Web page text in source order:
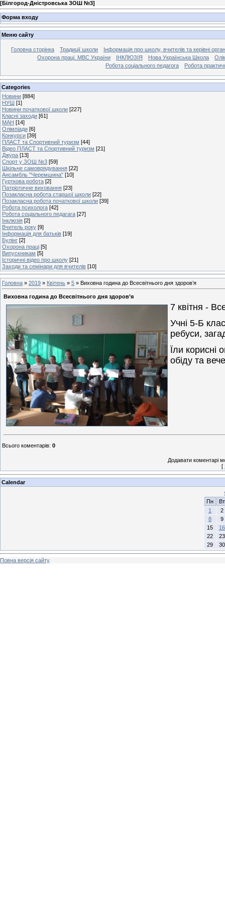
[Білгород-Дністровська ЗОШ №3]
Форма входу
Меню сайту
Головна сторінка Традиції школи
Інформація про школу, вчителів та керівні
Охорона праці. МВС України
ІНКЛЮЗІЯ Нова Українська Школа
Робота соціального педагога
Робота
Categories
Новини [884]
НУШ [1]
Новини початкової школи [227]
Класні заходи [61]
МАН [14]
Олімпіади [6]
Конкурси [39]
ПЛАСТ та Спортивний туризм [44]
Відео ПЛАСТ та Спортивний туризм [21]
Джура [13]
Спорт у ЗОШ №3 [59]
Шкільне самоврядування [22]
Ансамбль "Черемшина" [10]
Гурткова робота [2]
Патріотичне виховання [23]
Позакласна робота старшої школи [22]
Позакласна робота початкової школи [39]
Робота психолога [42]
Робота соціального педагага [27]
Інклюзія [2]
Вчитель року [9]
Інформація для батьків [19]
Булінг [2]
Охорона праці [5]
Випускникам [5]
Історичні відео про школу [21]
Заходи та семінари для вчителів [10]
Головна » 2019 » Квітень » 5 » Виховна година до Всесвітнього дня здоров’я
Виховна година до Всесвітнього дня здоров’я
7 квітня -
Учні 5-Б
ребуси,
Їли корисні
обіду та
Всього коментарів: 0
Додавати коментарі
[
Calendar
Пн
Вт
1
2
8
9
15
16
22
23
29
30
Повна версія сайту